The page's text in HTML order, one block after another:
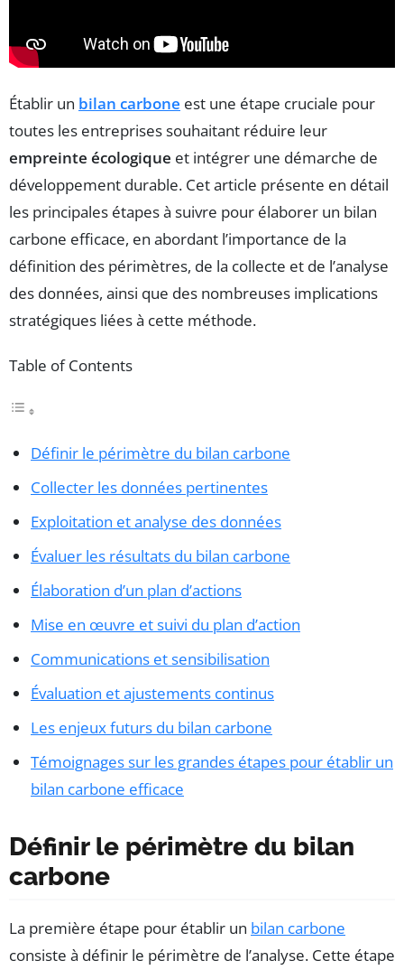
Établir un bilan carbone est une étape cruciale pour
toutes les entreprises souhaitant réduire leur
empreinte écologique et intégrer une démarche de
développement durable. Cet article présente en détail
les principales étapes à suivre pour élaborer un bilan
carbone efficace, en abordant l’importance de la
définition des périmètres, de la collecte et de l’analyse
des données, ainsi que des nombreuses implications
stratégiques liées à cette méthode.
Table of Contents
Définir le périmètre du bilan carbone
Collecter les données pertinentes
Exploitation et analyse des données
Évaluer les résultats du bilan carbone
Élaboration d’un plan d’actions
Mise en œuvre et suivi du plan d’action
Communications et sensibilisation
Évaluation et ajustements continus
Les enjeux futurs du bilan carbone
Témoignages sur les grandes étapes pour établir un
bilan carbone efficace
Définir le périmètre du bilan
carbone
La première étape pour établir un bilan carbone
consiste à définir le périmètre de l’analyse. Cette étape